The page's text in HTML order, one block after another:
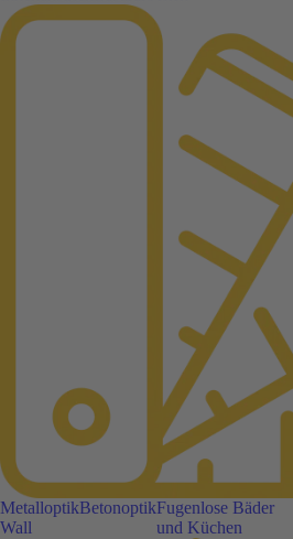
Metalloptik
Wall
BetonoptikFugenlose Bäder
und Küchen